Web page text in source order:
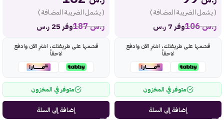
( يشمل الضريبة المضافة )
ر.س106 وفر 7 ر.س
قسّمها على طريقتك، اشترِ الآن وادفع
لاحقاً
متوفر في المخزون
إضافة إلى السلة
( يشمل الضريبة المضافة )
ر.س187 وفر 25 ر.س
قسّمها على طريقتك، اشترِ الآن وادفع
لاحقاً
متوفر في المخزون
إضافة إلى السلة